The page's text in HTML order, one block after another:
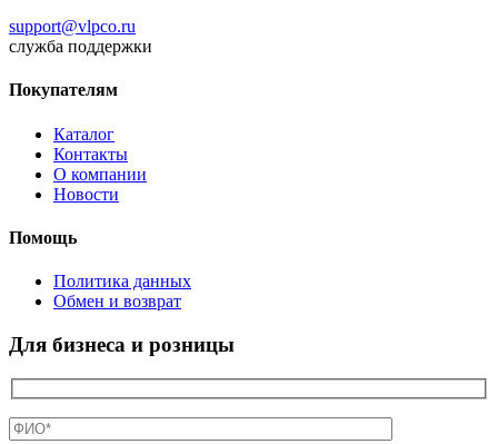
support@vlpco.ru
служба поддержки
Покупателям
Каталог
Контакты
О компании
Новости
Помощь
Политика данных
Обмен и возврат
Для бизнеса и розницы